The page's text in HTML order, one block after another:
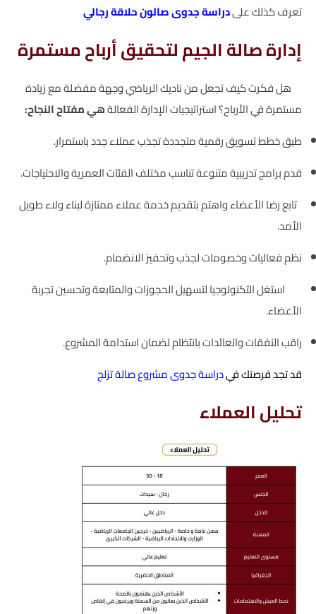
تعرف كذلك علىدراسة جدوى صالون حلاقة رجالي
إدارة صالة الجيم لتحقيق أرباح مستمرة
هل فكرت كيف تجعل من ناديك الرياضي وجهة مفضلة مع زيادة
مستمرة في الأرباح؟ استراتيجيات الإدارة الفعالةهي مفتاح النجاح:
طبق خطط تسويق رقمية متجددة تجذب عملاء جدد باستمرار.
قدم برامج تدريبية متنوعة تناسب مختلف الفئات العمرية والاحتياجات.
تابع رضا الأعضاء واهتم بتقديم خدمة عملاء ممتازة لبناء ولاء طويل
الأمد.
نظم فعاليات وخصومات لجذب وتحفيز الانضمام.
استغل التكنولوجيا لتسهيل الحجوزات والمتابعة وتحسين تجربة
الأعضاء.
راقب النفقات والعائدات بانتظام لضمان استدامة المشروع.
قد تجد فرصتك فيدراسة جدوى مشروع صالة تزلج​
تحليل العملاء